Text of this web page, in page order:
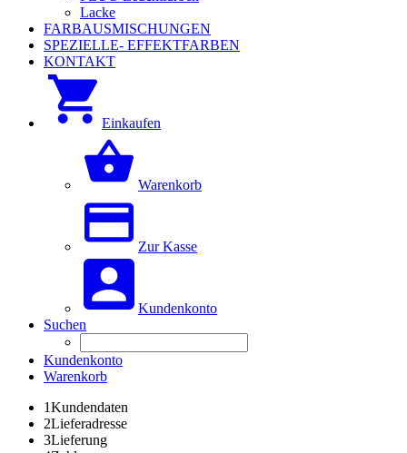
Lacke
FARBAUSMISCHUNGEN
SPEZIELLE- EFFEKTFARBEN
KONTAKT
Einkaufen
Warenkorb
Zur Kasse
Kundenkonto
Suchen
Kundenkonto
Warenkorb
1Kundendaten
2Lieferadresse
3Lieferung